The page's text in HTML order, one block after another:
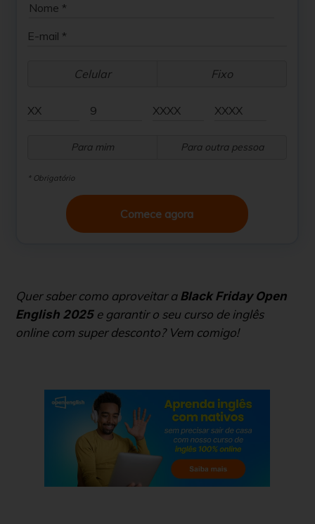
Celular Fixo
Para mim Para outra pessoa
* Obrigatório
Comece agora
Quer saber como aproveitar a Black Friday Open
English 2025e garantir o seu curso de inglês
online com super desconto? Vem comigo!